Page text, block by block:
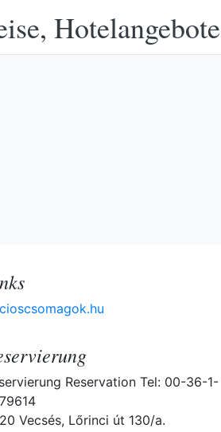
Hotelangebote
Reservation Tel: 00-36-1-
Vecsés, Lőrinci út 130/a.